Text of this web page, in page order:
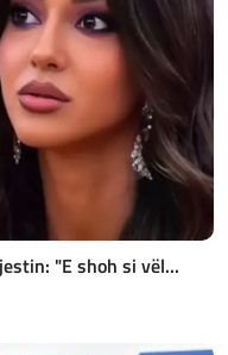
"E shoh si vël...